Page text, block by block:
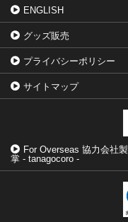
ENGLISH
グッズ販売
プライバシーポリシー
サイトマップ
For Overseas 協力会社製
掌 - tanagocoro -